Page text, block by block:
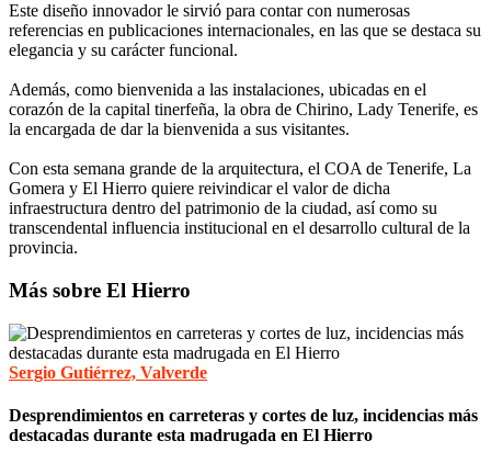
Este diseño innovador le sirvió para contar con numerosas
referencias en publicaciones internacionales, en las que se destaca su
elegancia y su carácter funcional.
Además, como bienvenida a las instalaciones, ubicadas en el
corazón de la capital tinerfeña, la obra de Chirino, Lady Tenerife, es
la encargada de dar la bienvenida a sus visitantes.
Con esta semana grande de la arquitectura, el COA de Tenerife, La
Gomera y El Hierro quiere reivindicar el valor de dicha
infraestructura dentro del patrimonio de la ciudad, así como su
transcendental influencia institucional en el desarrollo cultural de la
provincia.
Más sobre El Hierro
Sergio Gutiérrez, Valverde
Desprendimientos en carreteras y cortes de luz, incidencias más
destacadas durante esta madrugada en El Hierro